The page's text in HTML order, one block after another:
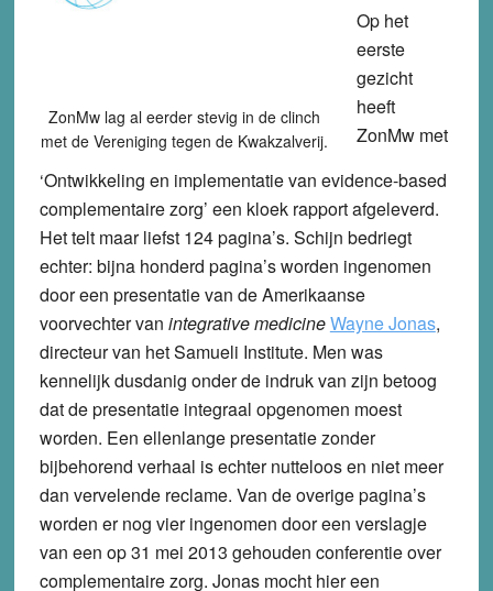
ZonMw lag al eerder stevig in de clinch
met de Vereniging tegen de Kwakzalverij.
Op het
eerste
gezicht
heeft
ZonMw met
‘Ontwikkeling en implementatie van evidence-based
complementaire zorg’ een kloek rapport afgeleverd.
Het telt maar liefst 124 pagina’s. Schijn bedriegt
echter: bijna honderd pagina’s worden ingenomen
door een presentatie van de Amerikaanse
voorvechter van integrative medicineWayne Jonas,
directeur van het Samueli Institute. Men was
kennelijk dusdanig onder de indruk van zijn betoog
dat de presentatie integraal opgenomen moest
worden. Een ellenlange presentatie zonder
bijbehorend verhaal is echter nutteloos en niet meer
dan vervelende reclame. Van de overige pagina’s
worden er nog vier ingenomen door een verslagje
van een op 31 mei 2013 gehouden conferentie over
complementaire zorg. Jonas mocht hier een